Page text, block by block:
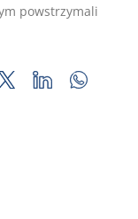
powstrzymali